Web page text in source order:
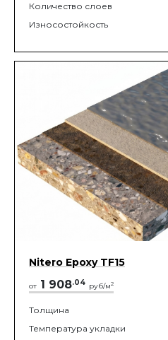
Количество слоев
Износостойкость
Nitero Epoxy TF15
от 1 908.04 руб/м2
Толщина
Температура укладки